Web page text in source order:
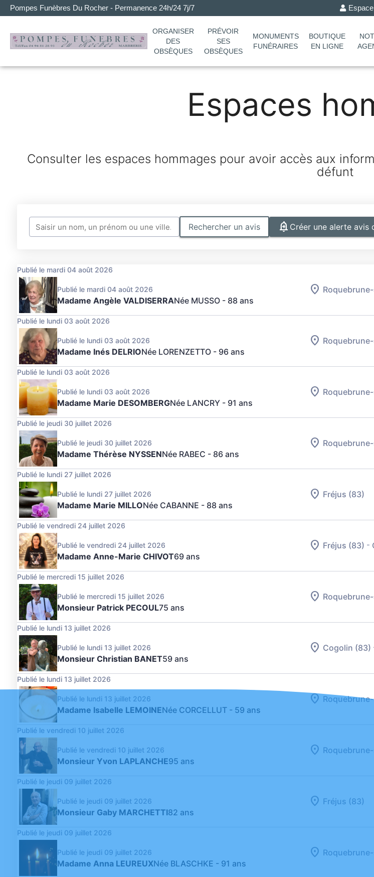
Pompes Funèbres Du Rocher - Permanence 24h/24 7j/7
ORGANISER
DES
OBSÈQUES
PRÉVOIR
SES
OBSÈQUES
MONUMENTS
FUNÉRAIRES
BOUTIQUE
EN LIGNE
Espaces
Consulter les espaces hommages pour avoir accès aux
défunt
Rechercher un avis Créer une alerte avis
Publié le mardi 04 août 2026
Publié le mardi 04 août 2026
Madame Angèle VALDISERRANée MUSSO - 88 ans
Publié le lundi 03 août 2026
Publié le lundi 03 août 2026
Madame Inés DELRIONée LORENZETTO - 96 ans
Publié le lundi 03 août 2026
Publié le lundi 03 août 2026
Madame Marie DESOMBERGNée LANCRY - 91 ans
Publié le jeudi 30 juillet 2026
Publié le jeudi 30 juillet 2026
Madame Thérèse NYSSENNée RABEC - 86 ans
Publié le lundi 27 juillet 2026
Publié le lundi 27 juillet 2026
Madame Marie MILLONée CABANNE - 88 ans
Fréjus (83)
Publié le vendredi 24 juillet 2026
Publié le vendredi 24 juillet 2026
Madame Anne-Marie CHIVOT69 ans
Fréjus (83) -
Publié le mercredi 15 juillet 2026
Publié le mercredi 15 juillet 2026
Monsieur Patrick PECOUL75 ans
Publié le lundi 13 juillet 2026
Publié le lundi 13 juillet 2026
Monsieur Christian BANET59 ans
Cogolin (83)
Publié le lundi 13 juillet 2026
Publié le lundi 13 juillet 2026
Madame Isabelle LEMOINENée CORCELLUT - 59 ans
Publié le vendredi 10 juillet 2026
Publié le vendredi 10 juillet 2026
Monsieur Yvon LAPLANCHE95 ans
Publié le jeudi 09 juillet 2026
Publié le jeudi 09 juillet 2026
Monsieur Gaby MARCHETTI82 ans
Fréjus (83)
Publié le jeudi 09 juillet 2026
Publié le jeudi 09 juillet 2026
Madame Anna LEUREUXNée BLASCHKE - 91 ans